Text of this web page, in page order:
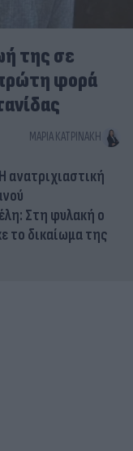
της σε
φορά
ΜΑΡΊΑ ΚΑΤΡΙΝΆΚΗ
ανατριχιαστική
Στη φυλακή ο
το δικαίωμα της